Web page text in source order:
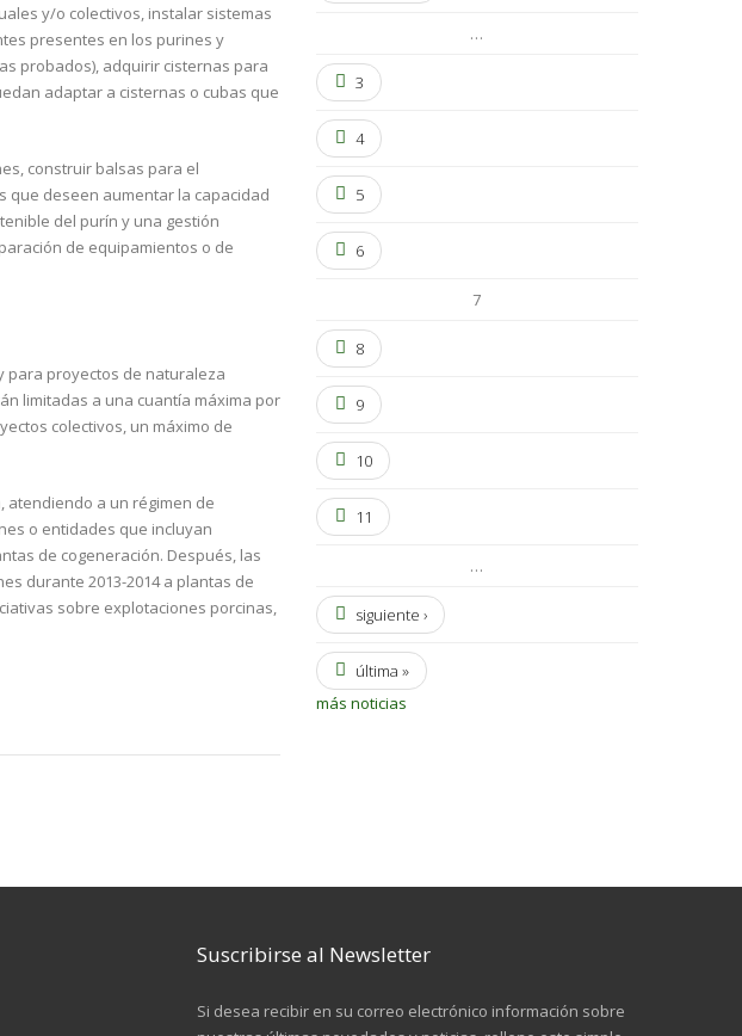
y/o colectivos, instalar sistemas
presentes en los purines y
probados), adquirir cisternas para
adaptar a cisternas o cubas que
construir balsas para el
que deseen aumentar la capacidad
del purín y una gestión
de equipamientos o de
para proyectos de naturaleza
limitadas a una cuantía máxima por
colectivos, un máximo de
atendiendo a un régimen de
o entidades que incluyan
de cogeneración. Después, las
durante 2013-2014 a plantas de
sobre explotaciones porcinas,
…
3
4
5
6
7
8
9
10
11
…
siguiente ›
última »
más noticias
Suscribirse al Newsletter
Si desea recibir en su correo electrónico información sobre